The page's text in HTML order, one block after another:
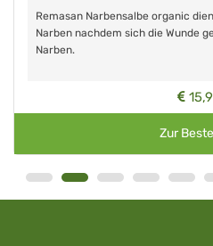
Remasan Narbensalbe organic
Narben nachdem sich die Wunde
Narben.
Zur